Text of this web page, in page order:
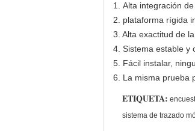
1. Alta integración
2. plataforma rígida
3. Alta exactitud de
4. Sistema estable y
5. Fácil instalar,
6. La misma prueba
ETIQUETA:
sistema de trazado